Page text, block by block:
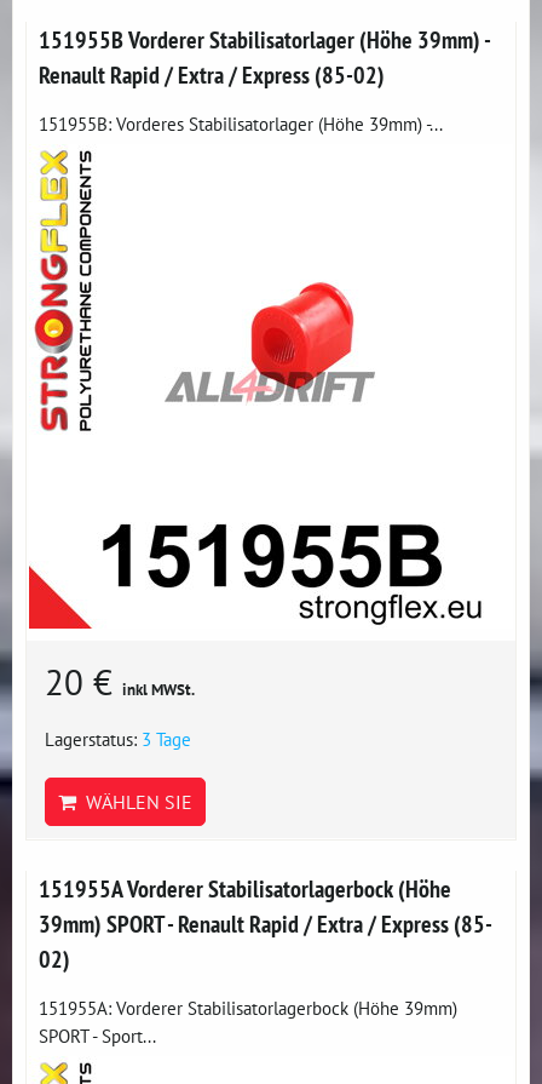
151955B Vorderer Stabilisatorlager (Höhe 39mm) -
Renault Rapid / Extra / Express (85-02)
151955B: Vorderes Stabilisatorlager (Höhe 39mm) -...
20 € inkl MWSt.
Lagerstatus: 3 Tage
WÄHLEN SIE
151955A Vorderer Stabilisatorlagerbock (Höhe
39mm) SPORT - Renault Rapid / Extra / Express (85-
02)
151955A: Vorderer Stabilisatorlagerbock (Höhe 39mm)
SPORT - Sport...